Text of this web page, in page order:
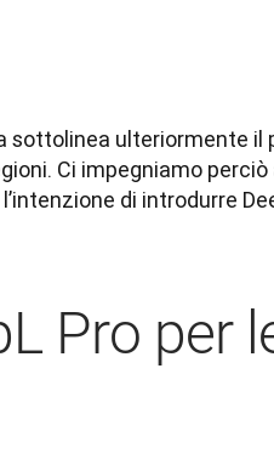
sottolinea ulteriormente il
Ci impegniamo
di introdurre
Pro per